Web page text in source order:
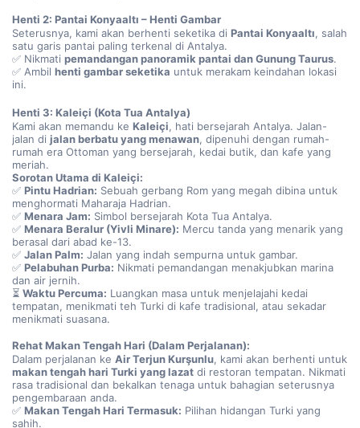
Henti 2: Pantai Konyaaltı – Henti Gambar
Seterusnya, kami akan berhenti seketika di Pantai Konyaaltı, salah
satu garis pantai paling terkenal di Antalya.
✅ Nikmati pemandangan panoramik pantai dan Gunung Taurus.
✅ Ambil henti gambar seketika untuk merakam keindahan lokasi
ini.
Henti 3: Kaleiçi (Kota Tua Antalya)
Kami akan memandu ke Kaleiçi, hati bersejarah Antalya. Jalan-
jalan di jalan berbatu yang menawan, dipenuhi dengan rumah-
rumah era Ottoman yang bersejarah, kedai butik, dan kafe yang
meriah.
Sorotan Utama di Kaleiçi:
✅ Pintu Hadrian: Sebuah gerbang Rom yang megah dibina untuk
menghormati Maharaja Hadrian.
✅ Menara Jam: Simbol bersejarah Kota Tua Antalya.
✅ Menara Beralur (Yivli Minare): Mercu tanda yang menarik yang
berasal dari abad ke-13.
✅ Jalan Palm: Jalan yang indah sempurna untuk gambar.
✅ Pelabuhan Purba: Nikmati pemandangan menakjubkan marina
dan air jernih.
⏳ Waktu Percuma: Luangkan masa untuk menjelajahi kedai
tempatan, menikmati teh Turki di kafe tradisional, atau sekadar
menikmati suasana.
Rehat Makan Tengah Hari (Dalam Perjalanan):
Dalam perjalanan ke Air Terjun Kurşunlu
makan tengah hari Turki yang lazat di restoran tempatan. Nikmati
rasa tradisional dan bekalkan tenaga untuk bahagian seterusnya
pengembaraan anda.
✅ Makan Tengah Hari Termasuk: Pilihan hidangan Turki yang
sahih.